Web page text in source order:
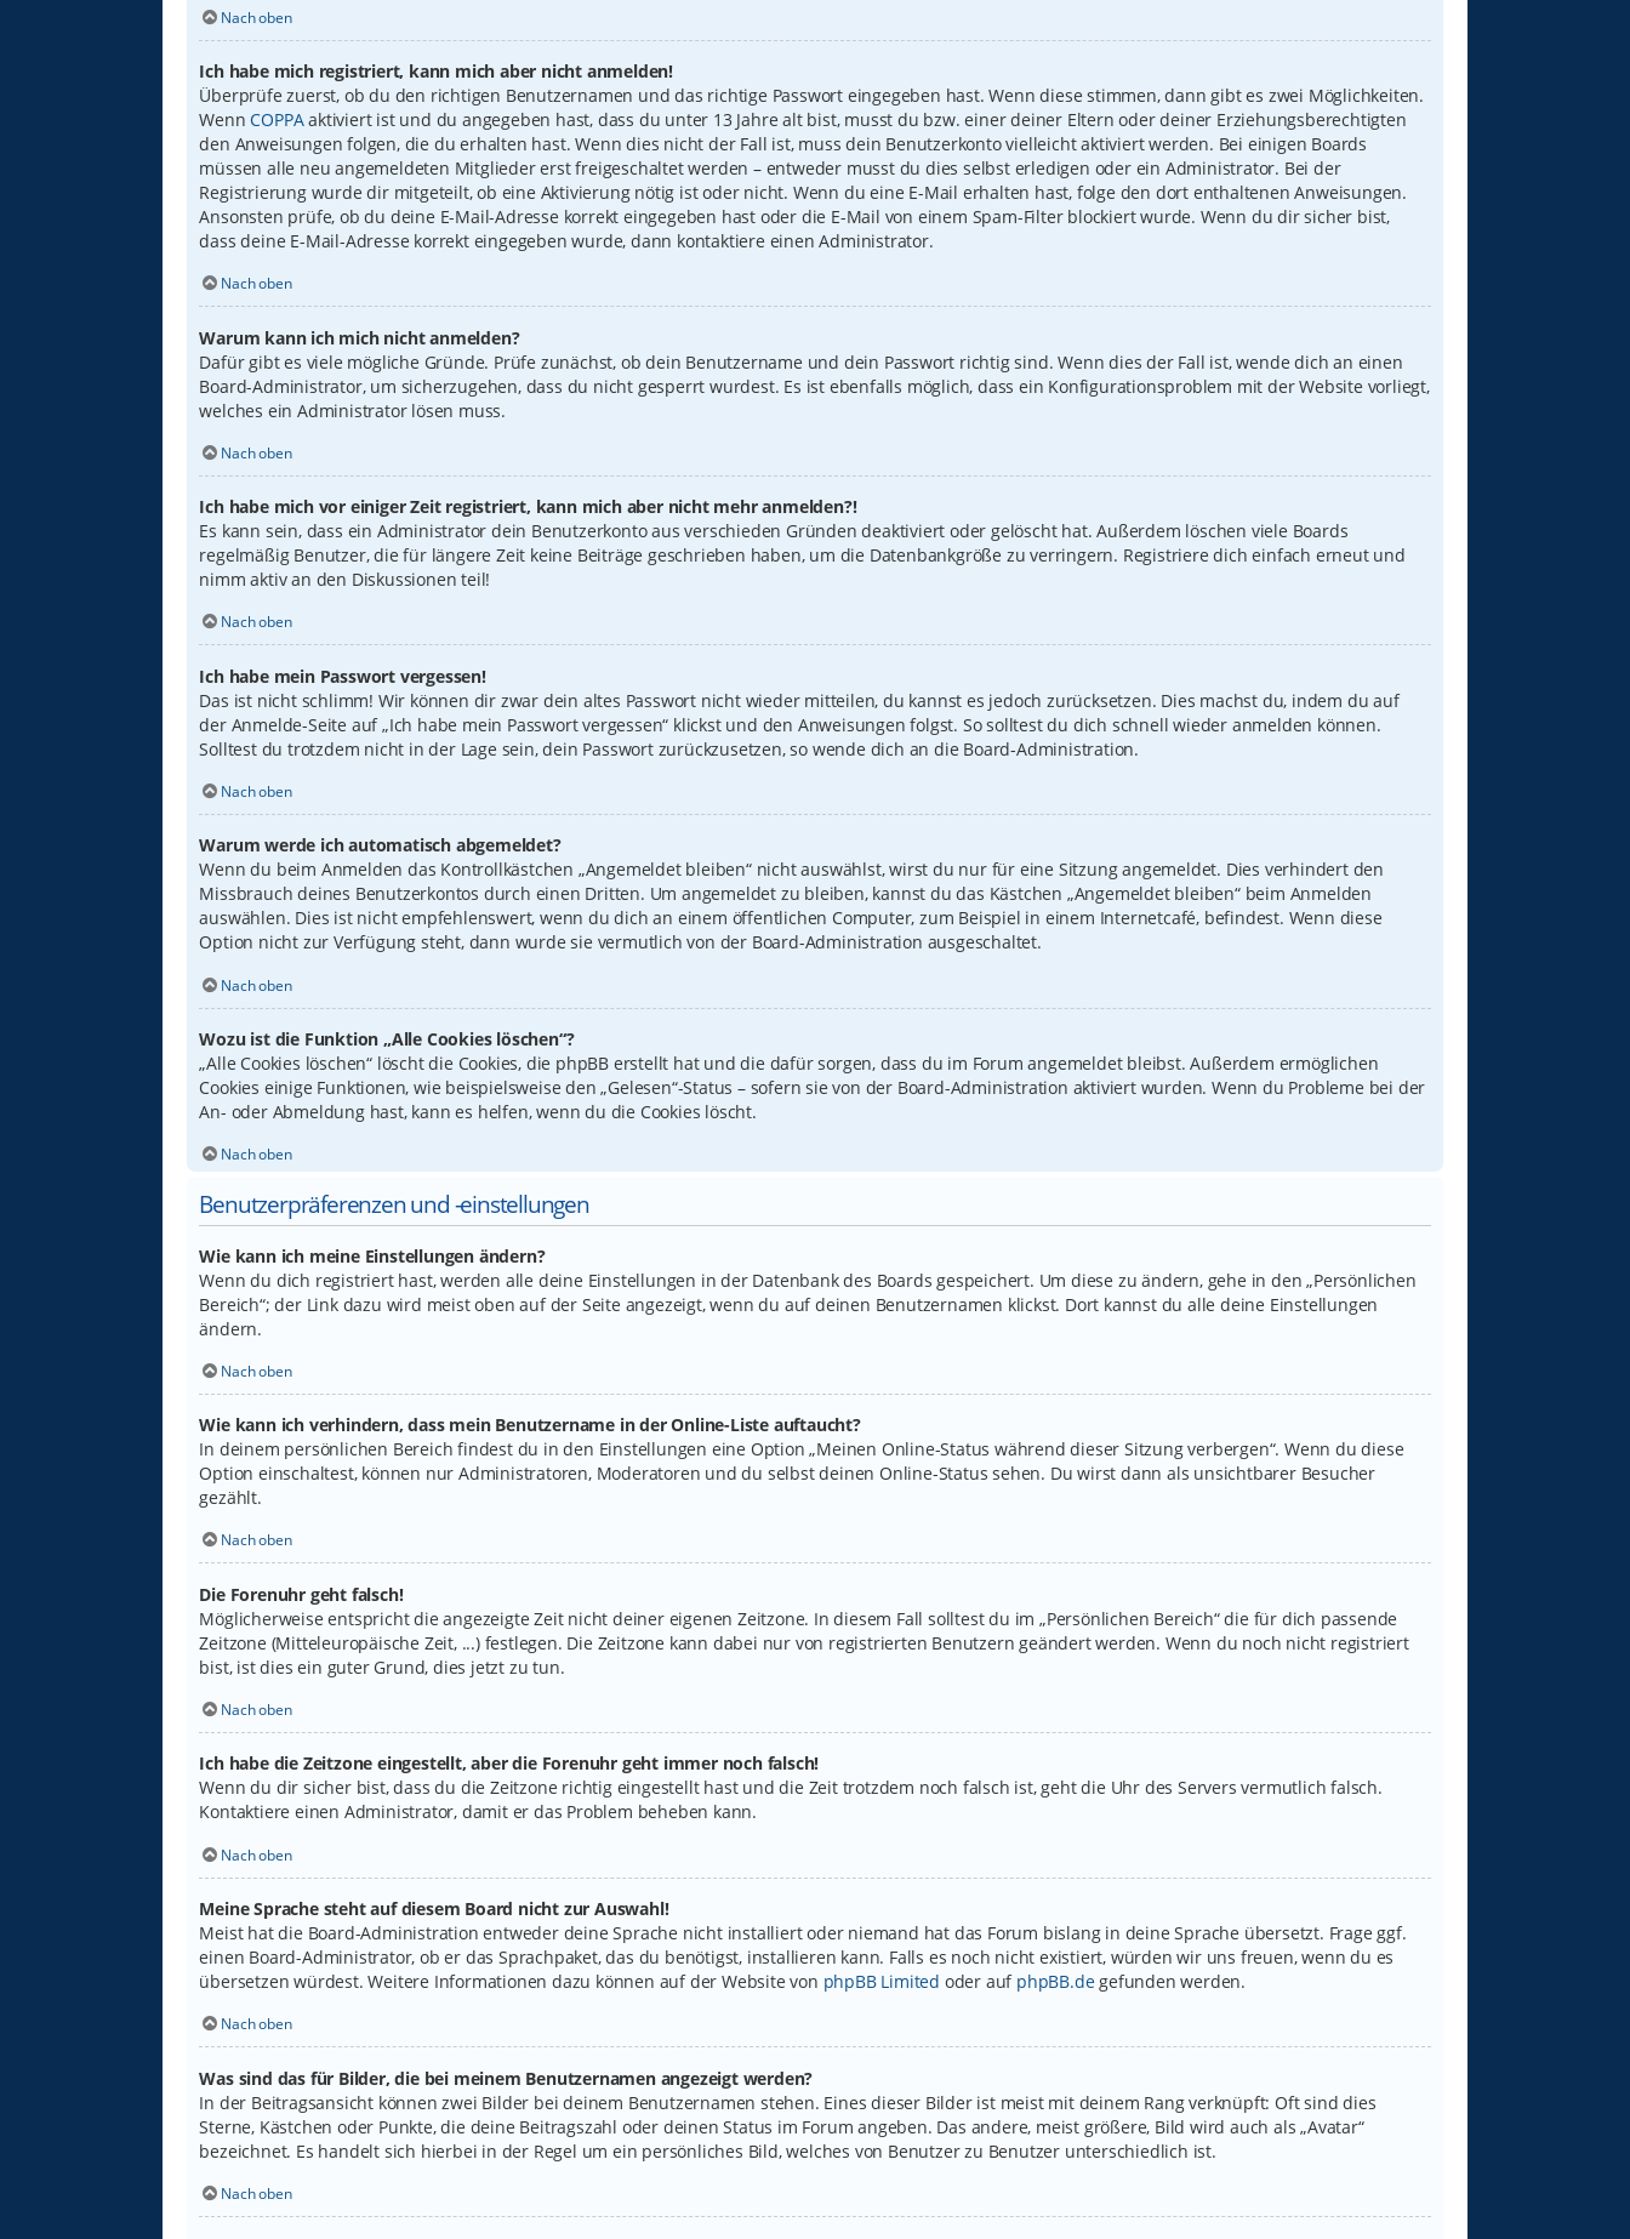
Nach oben
Ich habe mich registriert, kann mich aber nicht anmelden!
Überprüfe zuerst, ob du den richtigen Benutzernamen und das richtige Passwort eingegeben hast. Wenn diese stimmen, dann gibt es zwei Möglichkeiten.
WennCOPPAaktiviert ist und du angegeben hast, dass du unter 13 Jahre alt bist, musst du bzw. einer deiner Eltern oder deiner Erziehungsberechtigten
den Anweisungen folgen, die du erhalten hast. Wenn dies nicht der Fall ist, muss dein Benutzerkonto vielleicht aktiviert werden. Bei einigen Boards
müssen alle neu angemeldeten Mitglieder erst freigeschaltet werden – entweder musst du dies selbst erledigen oder ein Administrator. Bei der
Registrierung wurde dir mitgeteilt, ob eine Aktivierung nötig ist oder nicht. Wenn du eine E-Mail erhalten hast, folge den dort enthaltenen Anweisungen.
Ansonsten prüfe, ob du deine E-Mail-Adresse korrekt eingegeben hast oder die E-Mail von einem Spam-Filter blockiert wurde. Wenn du dir sicher bist,
dass deine E-Mail-Adresse korrekt eingegeben wurde, dann kontaktiere einen Administrator.
Nach oben
Warum kann ich mich nicht anmelden?
Dafür gibt es viele mögliche Gründe. Prüfe zunächst, ob dein Benutzername und dein Passwort richtig sind. Wenn dies der Fall ist, wende dich an einen
Board-Administrator, um sicherzugehen, dass du nicht gesperrt wurdest. Es ist ebenfalls möglich, dass ein Konfigurationsproblem mit der Website vorliegt,
welches ein Administrator lösen muss.
Nach oben
Ich habe mich vor einiger Zeit registriert, kann mich aber nicht mehr anmelden?!
Es kann sein, dass ein Administrator dein Benutzerkonto aus verschieden Gründen deaktiviert oder gelöscht hat. Außerdem löschen viele Boards
regelmäßig Benutzer, die für längere Zeit keine Beiträge geschrieben haben, um die Datenbankgröße zu verringern. Registriere dich einfach erneut und
nimm aktiv an den Diskussionen teil!
Nach oben
Ich habe mein Passwort vergessen!
Das ist nicht schlimm! Wir können dir zwar dein altes Passwort nicht wieder mitteilen, du kannst es jedoch zurücksetzen. Dies machst du, indem du auf
der Anmelde-Seite auf „Ich habe mein Passwort vergessen“ klickst und den Anweisungen folgst. So solltest du dich schnell wieder anmelden können.
Solltest du trotzdem nicht in der Lage sein, dein Passwort zurückzusetzen, so wende dich an die Board-Administration.
Nach oben
Warum werde ich automatisch abgemeldet?
Wenn du beim Anmelden das Kontrollkästchen „Angemeldet bleiben“ nicht auswählst, wirst du nur für eine Sitzung angemeldet. Dies verhindert den
Missbrauch deines Benutzerkontos durch einen Dritten. Um angemeldet zu bleiben, kannst du das Kästchen „Angemeldet bleiben“ beim Anmelden
auswählen. Dies ist nicht empfehlenswert, wenn du dich an einem öffentlichen Computer, zum Beispiel in einem Internetcafé, befindest. Wenn diese
Option nicht zur Verfügung steht, dann wurde sie vermutlich von der Board-Administration ausgeschaltet.
Nach oben
Wozu ist die Funktion „Alle Cookies löschen“?
„Alle Cookies löschen“ löscht die Cookies, die phpBB erstellt hat und die dafür sorgen, dass du im Forum angemeldet bleibst. Außerdem ermöglichen
Cookies einige Funktionen, wie beispielsweise den „Gelesen“-Status – sofern sie von der Board-Administration aktiviert wurden. Wenn du Probleme bei der
An- oder Abmeldung hast, kann es helfen, wenn du die Cookies löscht.
Nach oben
Benutzerpräferenzen und -einstellungen
Wie kann ich meine Einstellungen ändern?
Wenn du dich registriert hast, werden alle deine Einstellungen in der Datenbank des Boards gespeichert. Um diese zu ändern, gehe in den „Persönlichen
Bereich“; der Link dazu wird meist oben auf der Seite angezeigt, wenn du auf deinen Benutzernamen klickst. Dort kannst du alle deine Einstellungen
ändern.
Nach oben
Wie kann ich verhindern, dass mein Benutzername in der Online-Liste auftaucht?
In deinem persönlichen Bereich findest du in den Einstellungen eine Option „Meinen Online-Status während dieser Sitzung verbergen“. Wenn du diese
Option einschaltest, können nur Administratoren, Moderatoren und du selbst deinen Online-Status sehen. Du wirst dann als unsichtbarer Besucher
gezählt.
Nach oben
Die Forenuhr geht falsch!
Möglicherweise entspricht die angezeigte Zeit nicht deiner eigenen Zeitzone. In diesem Fall solltest du im „Persönlichen Bereich“ die für dich passende
Zeitzone (Mitteleuropäische Zeit, ...) festlegen. Die Zeitzone kann dabei nur von registrierten Benutzern geändert werden. Wenn du noch nicht registriert
bist, ist dies ein guter Grund, dies jetzt zu tun.
Nach oben
Ich habe die Zeitzone eingestellt, aber die Forenuhr geht immer noch falsch!
Wenn du dir sicher bist, dass du die Zeitzone richtig eingestellt hast und die Zeit trotzdem noch falsch ist, geht die Uhr des Servers vermutlich falsch.
Kontaktiere einen Administrator, damit er das Problem beheben kann.
Nach oben
Meine Sprache steht auf diesem Board nicht zur Auswahl!
Meist hat die Board-Administration entweder deine Sprache nicht installiert oder niemand hat das Forum bislang in deine Sprache übersetzt. Frage ggf.
einen Board-Administrator, ob er das Sprachpaket, das du benötigst, installieren kann. Falls es noch nicht existiert, würden wir uns freuen, wenn du es
übersetzen würdest. Weitere Informationen dazu können auf der Website von phpBB Limited oder auf phpBB.degefunden werden.
Nach oben
Was sind das für Bilder, die bei meinem Benutzernamen angezeigt werden?
In der Beitragsansicht können zwei Bilder bei deinem Benutzernamen stehen. Eines dieser Bilder ist meist mit deinem Rang verknüpft: Oft sind dies
Sterne, Kästchen oder Punkte, die deine Beitragszahl oder deinen Status im Forum angeben. Das andere, meist größere, Bild wird auch als „Avatar“
bezeichnet. Es handelt sich hierbei in der Regel um ein persönliches Bild, welches von Benutzer zu Benutzer unterschiedlich ist.
Nach oben